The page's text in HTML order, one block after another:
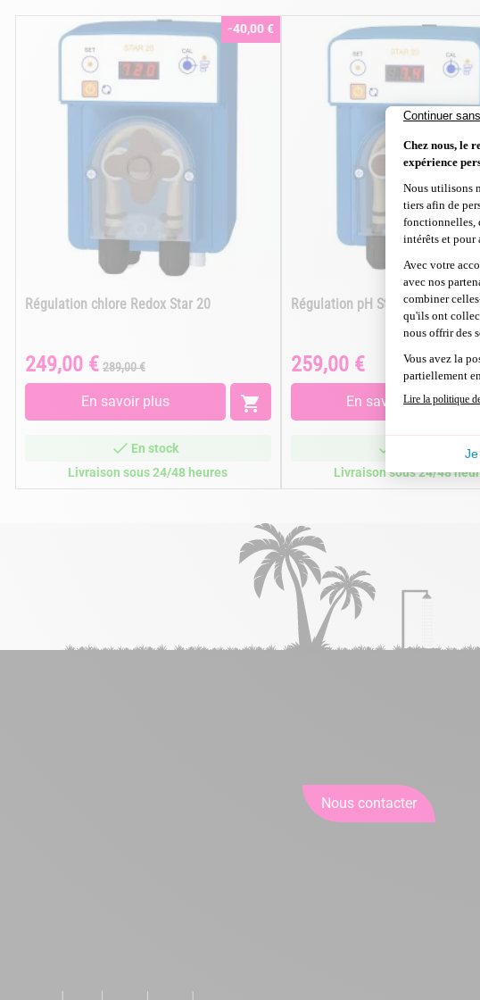
-40,00 €
Régulation chlore Redox Star 20
Prix
249,00 € Prix
de
base
289,00 €
En savoir plus 
En stock
Livraison sous 24/48 heures
Régulation pH Star 20
Prix
259,00 €
En savoir plus
Livraison sous 24/48
Nous contacter